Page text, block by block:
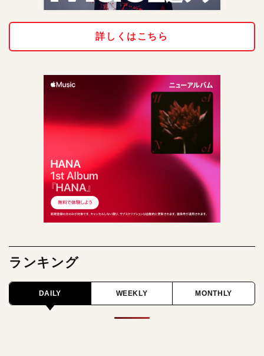
詳しくはこちら
ランキング
DAILY WEEKLY MONTHLY